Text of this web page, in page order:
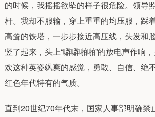
的时候，我摇摇欲坠的样子很危险。领导
杆。我却不服输，穿上重重的均压服，踩
高耸的铁塔，一步步接近高压线，头发和
竖了起来，头上“噼噼啪啪”的放电声作
欢这种英姿飒爽的感觉，勇敢、自信、绝
红色年代特有的气质。
直到20世纪70年代末，国家人事部明确禁